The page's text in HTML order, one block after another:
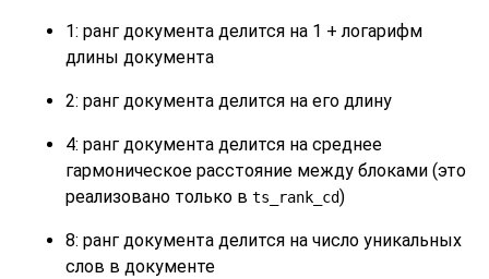
1: ранг документа делится на 1 + логарифм
длины документа
2: ранг документа делится на его длину
4: ранг документа делится на среднее
гармоническое расстояние между блоками (это
реализовано только в ts_rank_cd)
8: ранг документа делится на число уникальных
слов в документе